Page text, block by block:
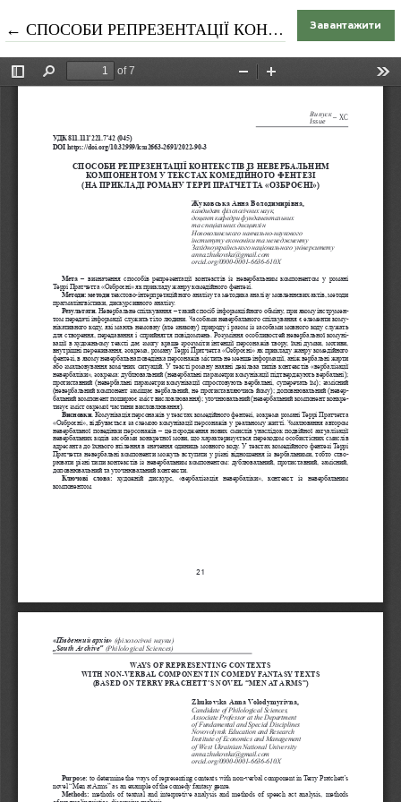
← Повернутися до подробиць статті
СПОСОБИ РЕПРЕЗЕНТАЦІЇ КОНТЕКСТІВ ІЗ НЕВЕРБАЛЬНИМ КОМПОНЕНТОМ У ТЕКСТАХ КОМЕДІЙНОГО ФЕНТЕЗІ (НА ПРИКЛАДІ РОМАНУ ТЕРРІ ПРАТЧЕТТА «ОЗБРОЄНІ») Завантажити